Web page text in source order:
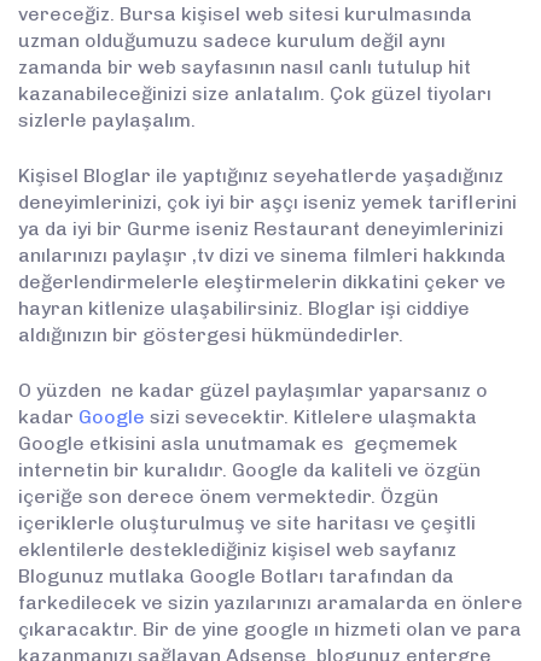
vereceğiz. Bursa kişisel web sitesi kurulmasında
uzman olduğumuzu sadece kurulum değil aynı
zamanda bir web sayfasının nasıl canlı tutulup hit
kazanabileceğinizi size anlatalım. Çok güzel tiyoları
sizlerle paylaşalım.
Kişisel Bloglar ile yaptığınız seyehatlerde yaşadığınız
deneyimlerinizi, çok iyi bir aşçı iseniz yemek tariflerini
ya da iyi bir Gurme iseniz Restaurant deneyimlerinizi
anılarınızı paylaşır ,tv dizi ve sinema filmleri hakkında
değerlendirmelerle eleştirmelerin dikkatini çeker ve
hayran kitlenize ulaşabilirsiniz. Bloglar işi ciddiye
aldığınızın bir göstergesi hükmündedirler.
O yüzden ne kadar güzel paylaşımlar yaparsanız o
kadar Google sizi sevecektir. Kitlelere ulaşmakta
Google etkisini asla unutmamak es geçmemek
internetin bir kuralıdır. Google da kaliteli ve özgün
içeriğe son derece önem vermektedir. Özgün
içeriklerle oluşturulmuş ve site haritası ve çeşitli
eklentilerle desteklediğiniz kişisel web sayfanız
Blogunuz mutlaka Google Botları tarafından da
farkedilecek ve sizin yazılarınızı aramalarda en önlere
çıkaracaktır. Bir de yine google ın hizmeti olan ve para
kazanmanızı sağlayan Adsense blogunuz entergre